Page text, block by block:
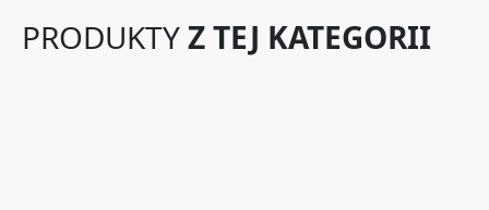
PRODUKTYZ TEJ KATEGORII